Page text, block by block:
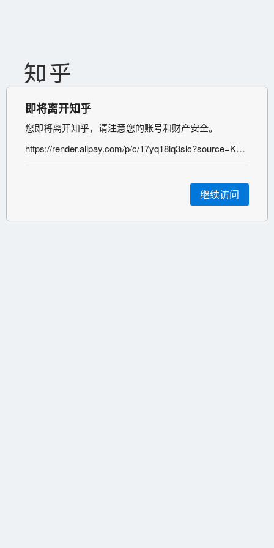
即将离开知乎
您即将离开知乎，请注意您的账号和财产安全。
https://render.alipay.com/p/c/17yq18lq3slc?source=KUAI_SHOU
继续访问